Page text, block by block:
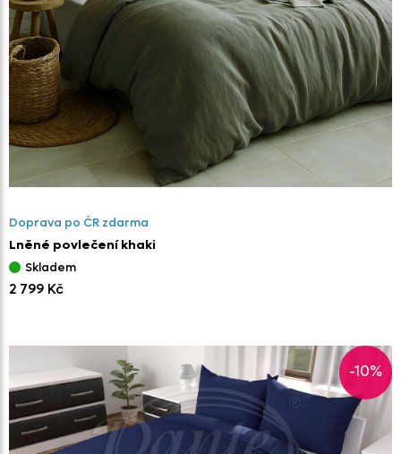
Doprava po ČR zdarma
Lněné povlečení khaki
Skladem
2 799 Kč
-10%